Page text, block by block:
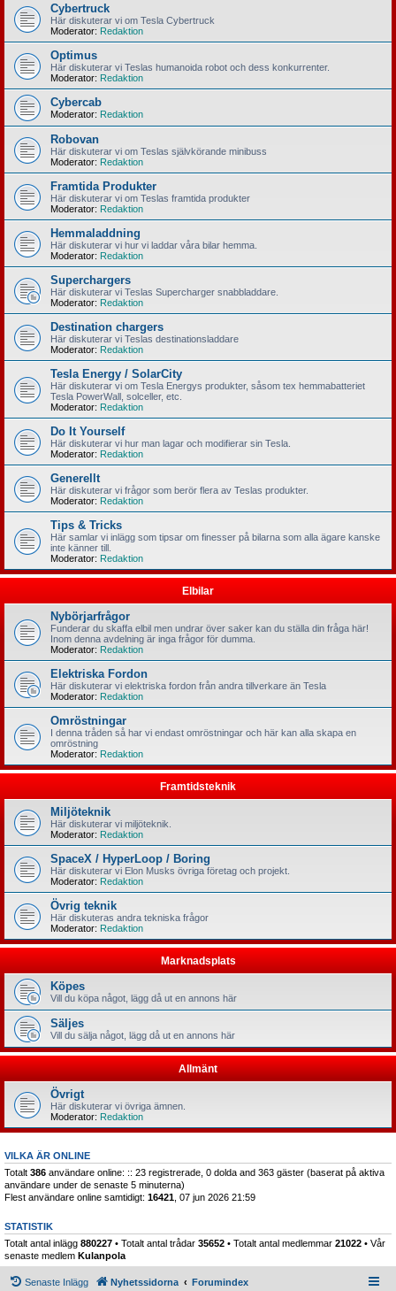
Cybertruck
Här diskuterar vi om Tesla Cybertruck
Moderator: Redaktion
Optimus
Här diskuterar vi Teslas humanoida robot och dess konkurrenter.
Moderator: Redaktion
Cybercab
Moderator: Redaktion
Robovan
Här diskuterar vi om Teslas självkörande minibuss
Moderator: Redaktion
Framtida Produkter
Här diskuterar vi om Teslas framtida produkter
Moderator: Redaktion
Hemmaladdning
Här diskuterar vi hur vi laddar våra bilar hemma.
Moderator: Redaktion
Superchargers
Här diskuterar vi Teslas Supercharger snabbladdare.
Moderator: Redaktion
Destination chargers
Här diskuterar vi Teslas destinationsladdare
Moderator: Redaktion
Tesla Energy / SolarCity
Här diskuterar vi om Tesla Energys produkter, såsom tex hemmabatteriet
Tesla PowerWall, solceller, etc.
Moderator: Redaktion
Do It Yourself
Här diskuterar vi hur man lagar och modifierar sin Tesla.
Moderator: Redaktion
Generellt
Här diskuterar vi frågor som berör flera av Teslas produkter.
Moderator: Redaktion
Tips & Tricks
Här samlar vi inlägg som tipsar om finesser på bilarna som alla ägare kanske
inte känner till.
Moderator: Redaktion
Elbilar
Nybörjarfrågor
Funderar du skaffa elbil men undrar över saker kan du ställa din fråga här!
Inom denna avdelning är inga frågor för dumma.
Moderator: Redaktion
Elektriska Fordon
Här diskuterar vi elektriska fordon från andra tillverkare än Tesla
Moderator: Redaktion
Omröstningar
I denna tråden så har vi endast omröstningar och här kan alla skapa en
omröstning
Moderator: Redaktion
Framtidsteknik
Miljöteknik
Här diskuterar vi miljöteknik.
Moderator: Redaktion
SpaceX / HyperLoop / Boring
Här diskuterar vi Elon Musks övriga företag och projekt.
Moderator: Redaktion
Övrig teknik
Här diskuteras andra tekniska frågor
Moderator: Redaktion
Marknadsplats
Köpes
Vill du köpa något, lägg då ut en annons här
Säljes
Vill du sälja något, lägg då ut en annons här
Allmänt
Övrigt
Här diskuterar vi övriga ämnen.
Moderator: Redaktion
VILKA ÄR ONLINE
Totalt 386 användare online: :: 23 registrerade, 0 dolda and 363 gäster (baserat på aktiva
användare under de senaste 5 minuterna)
Flest användare online samtidigt: 16421 , 07 jun 2026 21:59
STATISTIK
Totalt antal inlägg 880227 • Totalt antal trådar 35652 • Totalt antal medlemmar 21022 • Vår
senaste medlem Kulanpola
Senaste Inlägg Nyhetssidorna Forumindex